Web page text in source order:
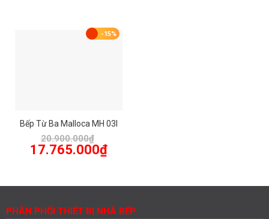
-15%
Bếp Từ Ba Malloca MH 03I
20.900.000₫
Giá
gốc
17.765.000₫Giá
PHÂN PHỐI THIẾT BỊ NHÀ BẾP